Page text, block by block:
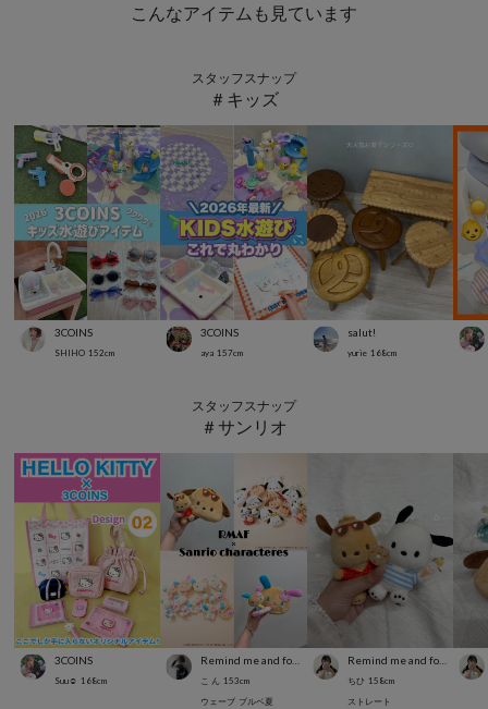
こんなアイテムも見ています
スタッフスナップ
＃キッズ
3COINS
SHIHO 152cm
3COINS
aya 157cm
salut!
yurie 168cm
スタッフスナップ
＃サンリオ
3COINS
Suu☺︎ 168cm こ ん 153cm
ウェーブ ブルベ夏
Remind me and forever
ちひ 158cm
ストレート